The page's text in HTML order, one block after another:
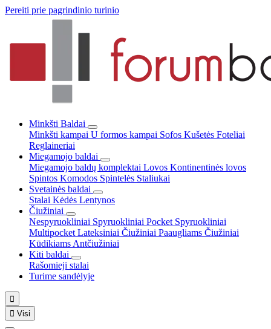
Pereiti prie pagrindinio turinio
Minkšti Baldai
Minkšti kampai U formos kampai Sofos Kušetės Foteliai
Reglaineriai
Miegamojo baldai
Miegamojo baldų komplektai Lovos Kontinentinės lovos
Spintos Komodos Spintelės Staliukai
Svetainės baldai
Stalai Kėdės Lentynos
Čiužiniai
Nespyruokliniai Spyruokliniai Pocket Spyruokliniai
Multipocket Lateksiniai Čiužiniai Paaugliams Čiužiniai
Kūdikiams Antčiužiniai
Kiti baldai
Rašomieji stalai
Turime sandėlyje

 Visi